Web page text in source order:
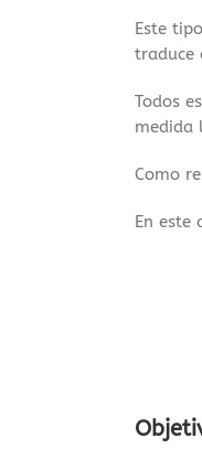
Este
traduce
Todos
medida
Como
En este